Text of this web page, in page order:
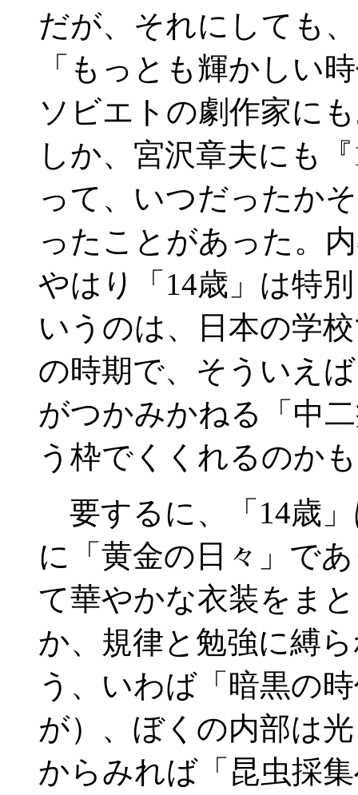
だが、それにしても
「もっとも輝かしい
ソビエトの劇作家に
しか、宮沢章夫にも
って、いつだったか
ったことがあった。
やはり「14歳」は特
いうのは、日本の学
の時期で、そういえ
がつかみかねる「中
う枠でくくれるのか
要するに、「14歳
に「黄金の日々」で
て華やかな衣装をま
か、規律と勉強に縛
う、いわば「暗黒の
が）、ぼくの内部は
からみれば「昆虫採